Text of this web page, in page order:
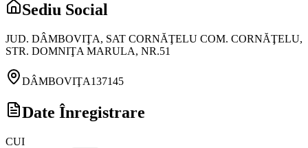
Sediu Social
JUD. DÂMBOVIŢA, SAT CORNĂŢELU COM. CORNĂŢELU,
STR. DOMNIŢA MARULA, NR.51
DÂMBOVIŢA137145
Date Înregistrare
CUI